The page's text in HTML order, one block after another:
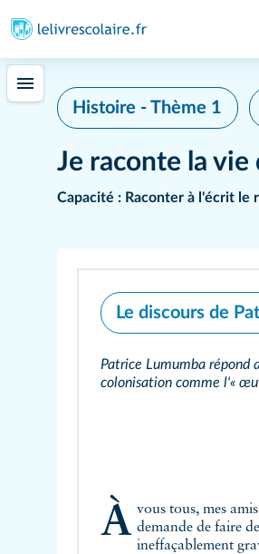
Histoire - Thème 1
Je raconte la
Capacité : Raconter à l'écrit le
Le discours de
Patrice Lumumba répond au discours du
À vous tous, mes amis qui avez lutté sans relâche à nos côtés, je vous demande de faire
ineffaçablement